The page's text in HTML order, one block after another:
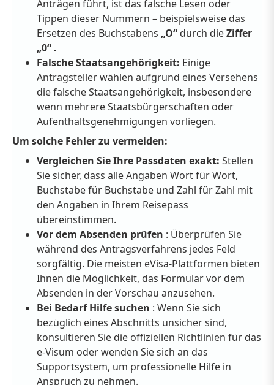
Anträgen führt, ist das falsche Lesen oder
Tippen dieser Nummern – beispielsweise das
Ersetzen des Buchstabens „O“ durch dieZiffer
„0“ .
Falsche Staatsangehörigkeit: Einige
Antragsteller wählen aufgrund eines Versehens
die falsche Staatsangehörigkeit, insbesondere
wenn mehrere Staatsbürgerschaften oder
Aufenthaltsgenehmigungen vorliegen.
Um solche Fehler zu vermeiden:
Vergleichen Sie Ihre Passdaten exakt: Stellen
Sie sicher, dass alle Angaben Wort für Wort,
Buchstabe für Buchstabe und Zahl für Zahl mit
den Angaben in Ihrem Reisepass
übereinstimmen.
Vor dem Absenden prüfen : Überprüfen Sie
während des Antragsverfahrens jedes Feld
sorgfältig. Die meisten eVisa-Plattformen bieten
Ihnen die Möglichkeit, das Formular vor dem
Absenden in der Vorschau anzusehen.
Bei Bedarf Hilfe suchen : Wenn Sie sich
bezüglich eines Abschnitts unsicher sind,
konsultieren Sie die offiziellen Richtlinien für das
e-Visum oder wenden Sie sich an das
Supportsystem, um professionelle Hilfe in
Anspruch zu nehmen.